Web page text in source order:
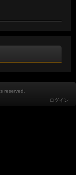
reserved.
ログイン